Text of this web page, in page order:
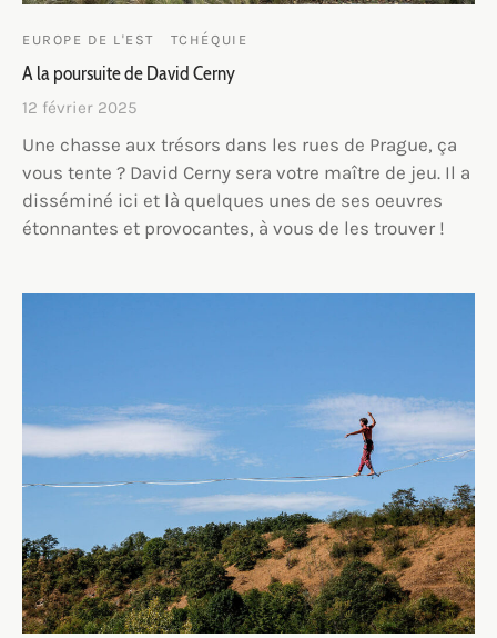
EUROPE DE L'EST TCHÉQUIE
A la poursuite de David Cerny
12 février 2025
Une chasse aux trésors dans les rues de Prague, ça
vous tente ? David Cerny sera votre maître de jeu. Il a
disséminé ici et là quelques unes de ses oeuvres
étonnantes et provocantes, à vous de les trouver !